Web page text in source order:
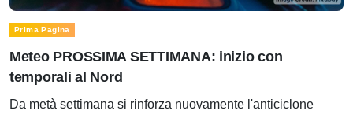
Prima Pagina
Meteo PROSSIMA SETTIMANA: inizio con
temporali al Nord
Da metà settimana si rinforza nuovamente l'anticiclone